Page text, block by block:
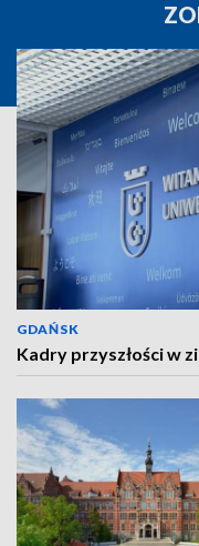
GDAŃSK
Kadry przyszłości w